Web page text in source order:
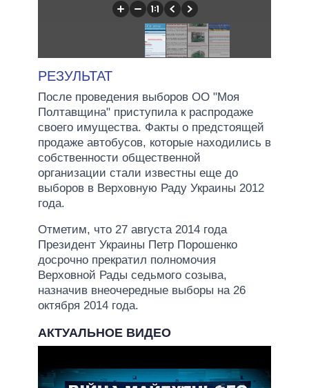
РЕЗУЛЬТАТ
После проведения выборов ОО "Моя
Полтавщина" приступила к распродаже
своего имущества. Факты о предстоящей
продаже автобусов, которые находились в
собственности общественной
организации стали известны еще до
выборов в Верховную Раду Украины 2012
года.
Отметим, что 27 августа 2014 года
Президент Украины Петр Порошенко
досрочно прекратил полномочия
Верховной Рады седьмого созыва,
назначив внеочередные выборы на 26
октября 2014 года.
АКТУАЛЬНОЕ ВИДЕО